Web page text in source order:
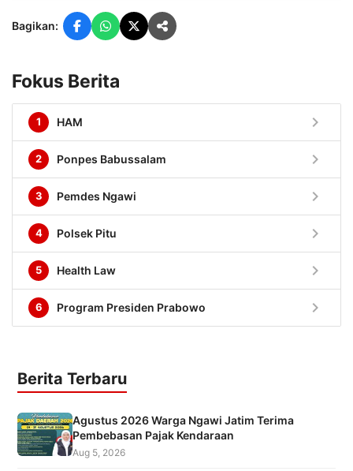
Bagikan:
Fokus Berita
1 HAM chevron_right
2 Ponpes Babussalam chevron_right
3 Pemdes Ngawi chevron_right
4 Polsek Pitu chevron_right
5 Health Law chevron_right
6 Program Presiden Prabowo chevron_right
Berita Terbaru
Agustus 2026 Warga Ngawi Jatim Terima
Pembebasan Pajak Kendaraan
Aug 5, 2026